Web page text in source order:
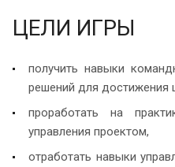
ЦЕЛИ ИГРЫ
получить навыки
решений для достижения
проработать на
управления проектом,
отработать навыки